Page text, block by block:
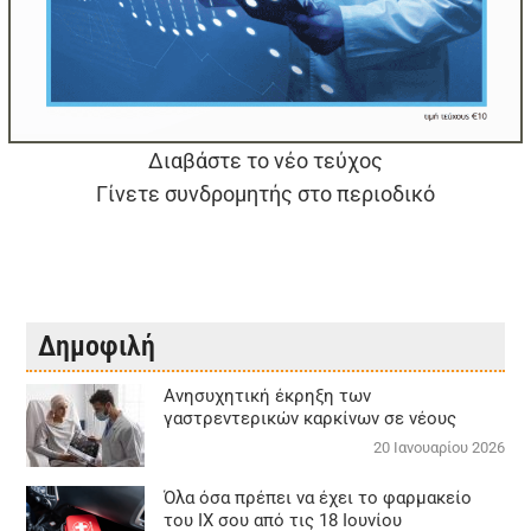
Διαβάστε το νέο τεύχος
Γίνετε συνδρομητής στο περιοδικό
Δημοφιλή
Aνησυχητική έκρηξη των
γαστρεντερικών καρκίνων σε νέους
20 Ιανουαρίου 2026
Όλα όσα πρέπει να έχει το φαρμακείο
του ΙΧ σου από τις 18 Ιουνίου